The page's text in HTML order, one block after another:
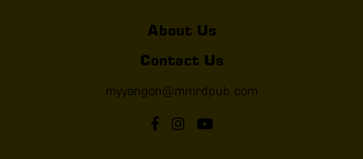
About Us
Contact Us
myyangon@mmrdpub.com